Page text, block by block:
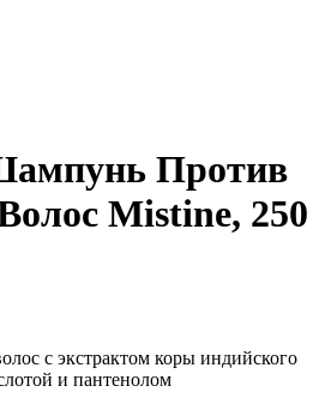
Против
Mistine, 250
с экстрактом коры индийского
и пантенолом